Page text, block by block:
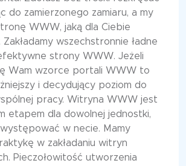
do zamierzonego zamiaru, a my
WWW, jaką dla Ciebie
Zakładamy wszechstronnie ładne
strony WWW. Jeżeli
Wam wzorce portali WWW to
i decydujący poziom do
pracy. Witryna WWW jest
etapem dla dowolnej jednostki,
w necie. Mamy
w zakładaniu witryn
Pieczołowitość utworzenia